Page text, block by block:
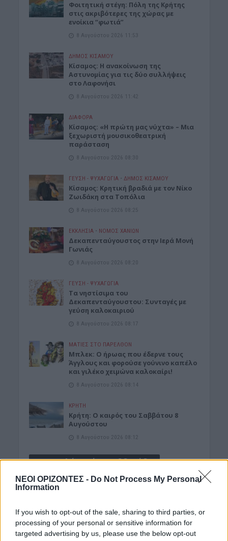
ΝΕΟΙ ΟΡΙΖΟΝΤΕΣ - Do Not Process My Personal
Information
If you wish to opt-out of the sale, sharing to third parties, or
processing of your personal or sensitive information for
targeted advertising by us, please use the below opt-out
Φοιτητική στέγη: Πόλη της Κρήτης
στις ακριβότερες της χώρας με
ενοίκια “φωτιά”
8 Αυγούστου 2026 11:53
ΔΉΜΟΣ ΚΙΣΆΜΟΥ
Κίσαμος: Η ανακοίνωση της
Αστυνομίας για τις δύο συλλήψεις
στο Λαφονήσι
8 Αυγούστου 2026 11:42
ΔΙΆΦΟΡΑ
Κίσαμος: «Η πρώτη μας νύχτα» – Μια
ξεχωριστή μουσικοθεατρική
παράσταση
8 Αυγούστου 2026 08:30
ΓΕΎΣΗ - ΨΥΧΑΓΩΓΊΑ • ΔΉΜΟΣ ΚΙΣΆΜΟΥ
Kίσαμος: Κρητική βραδιά με τον Νίκο
Ζωιδάκη στα Τοπόλια
8 Αυγούστου 2026 08:25
ΕΚΚΛΗΣΙΑ • ΝΟΜΌΣ ΧΑΝΊΩΝ
Δεκαπενταύγουστος στην Ιερά Μονή
Γωνιάς
8 Αυγούστου 2026 08:20
ΓΕΎΣΗ - ΨΥΧΑΓΩΓΊΑ
Τα νηστίσιμα του
Δεκαπενταύγουστου: Συνταγές με
γεύση καλοκαιριού
8 Αυγούστου 2026 08:17
ΜΑΤΙΕΣ ΣΤΟ ΠΑΡΕΛΘΟΝ
Μπλεκ: O ήρωας που έδερνε τους
Άγγλους και φορούσε γούνινο καπέλο
και γιλέκο χειμώνα καλοκαίρι!
8 Αυγούστου 2026 08:14
ΚΡΗΤΗ
Κρήτη: O καιρός του Σαββάτου 8
Αυγούστου
8 Αυγούστου 2026 08:12
Δημοφιλή αυτή την εβδομάδα